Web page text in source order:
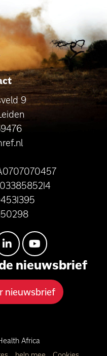
9
nieuwsbrief
nieuwsbrief
Africa